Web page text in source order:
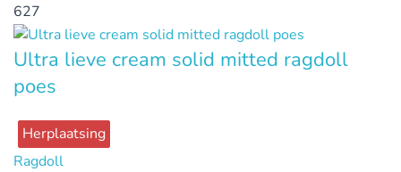
627
Ultra lieve cream solid mitted ragdoll
poes
Herplaatsing
Ragdoll